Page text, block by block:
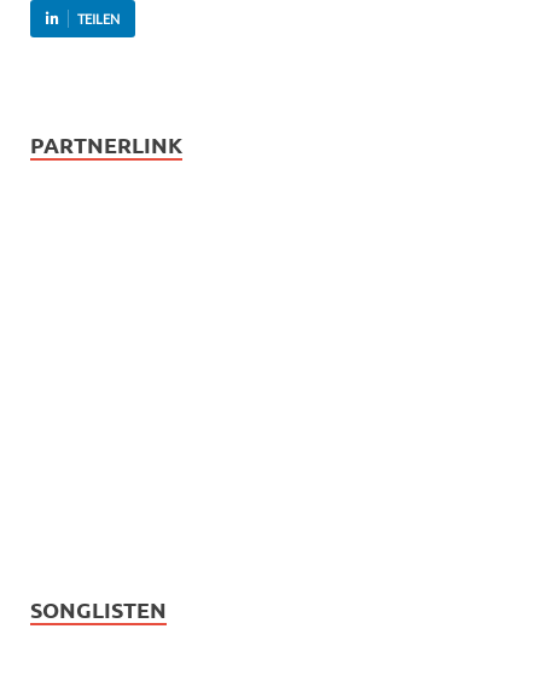
TEILEN
PARTNERLINK
SONGLISTEN